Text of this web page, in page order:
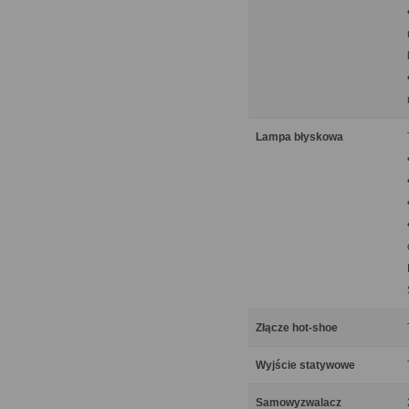
Lampa błyskowa
Złącze hot-shoe
Wyjście statywowe
Samowyzwalacz